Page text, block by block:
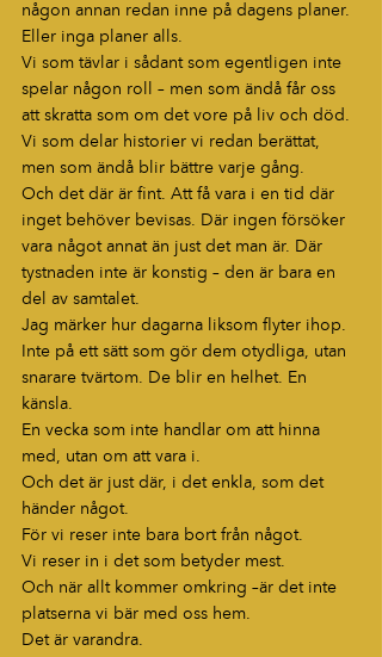
någon annan redan inne på dagens planer.
Eller inga planer alls.
Vi som tävlar i sådant som egentligen inte
spelar någon roll – men som ändå får oss
att skratta som om det vore på liv och död.
Vi som delar historier vi redan berättat,
men som ändå blir bättre varje gång.
Och det där är fint. Att få vara i en tid där
inget behöver bevisas. Där ingen försöker
vara något annat än just det man är. Där
tystnaden inte är konstig – den är bara en
del av samtalet.
Jag märker hur dagarna liksom flyter ihop.
Inte på ett sätt som gör dem otydliga, utan
snarare tvärtom. De blir en helhet. En
känsla.
En vecka som inte handlar om att hinna
med, utan om att vara i.
Och det är just där, i det enkla, som det
händer något.
För vi reser inte bara bort från något.
Vi reser in i det som betyder mest.
Och när allt kommer omkring –är det inte
platserna vi bär med oss hem.
Det är varandra.